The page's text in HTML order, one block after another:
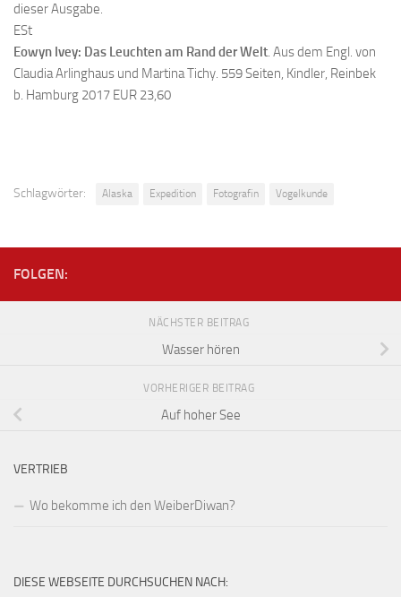
dieser Ausgabe.
ESt
Eowyn Ivey: Das Leuchten am Rand der Welt. Aus dem Engl. von
Claudia Arlinghaus und Martina Tichy. 559 Seiten, Kindler, Reinbek
b. Hamburg 2017 EUR 23,60
Schlagwörter: Alaska Expedition Fotografin Vogelkunde
FOLGEN:
NÄCHSTER BEITRAG
Wasser hören
VORHERIGER BEITRAG
Auf hoher See
VERTRIEB
Wo bekomme ich den WeiberDiwan?
DIESE WEBSEITE DURCHSUCHEN NACH: